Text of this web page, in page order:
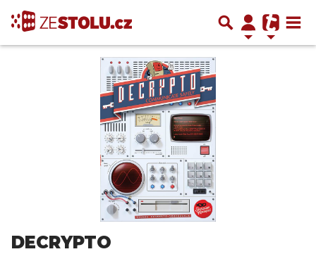
DECRYPTO